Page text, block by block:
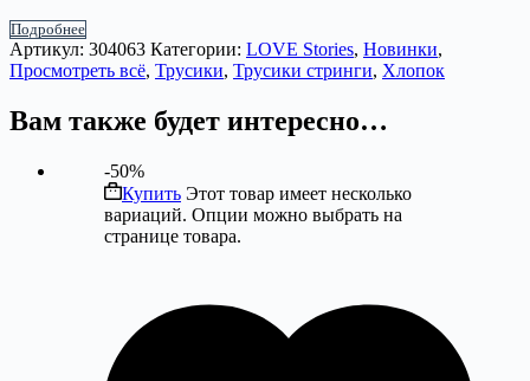
Подробнее
Артикул: 304063 Категории: LOVE Stories, Новинки,
Просмотреть всё, Трусики, Трусики стринги, Хлопок
Вам также будет интересно…
-50%
Купить Этот товар имеет несколько
вариаций. Опции можно выбрать на
странице товара.